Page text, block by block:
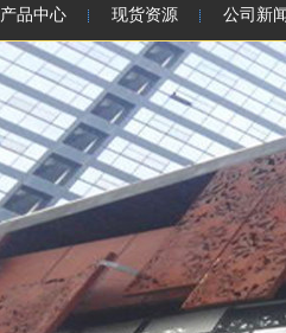
产品中心 现货资源 公司新